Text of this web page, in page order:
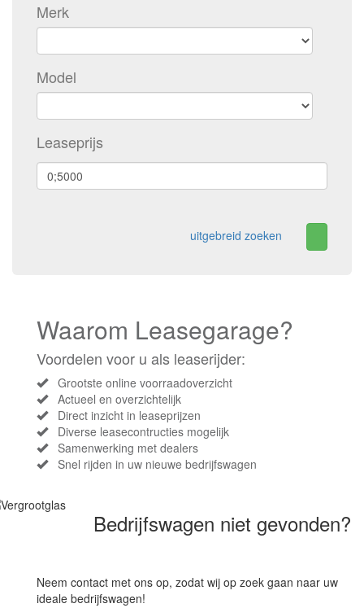
Merk
Model
Leaseprijs
uitgebreid zoeken
Waarom Leasegarage?
Voordelen voor u als leaserijder:
Grootste online voorraadoverzicht
Actueel en overzichtelijk
Direct inzicht in leaseprijzen
Diverse leasecontructies mogelijk
Samenwerking met dealers
Snel rijden in uw nieuwe bedrijfswagen
Bedrijfswagen niet gevonden?
Neem contact met ons op, zodat wij op zoek gaan naar uw
ideale bedrijfswagen!